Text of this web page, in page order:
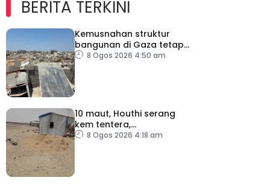
BERITA TERKINI
Kemusnahan struktur
bangunan di Gaza tetap
catat peningkatan
8 Ogos 2026 4:50 am
10 maut, Houthi serang
kem tentera,
penempatan pelarian
8 Ogos 2026 4:18 am